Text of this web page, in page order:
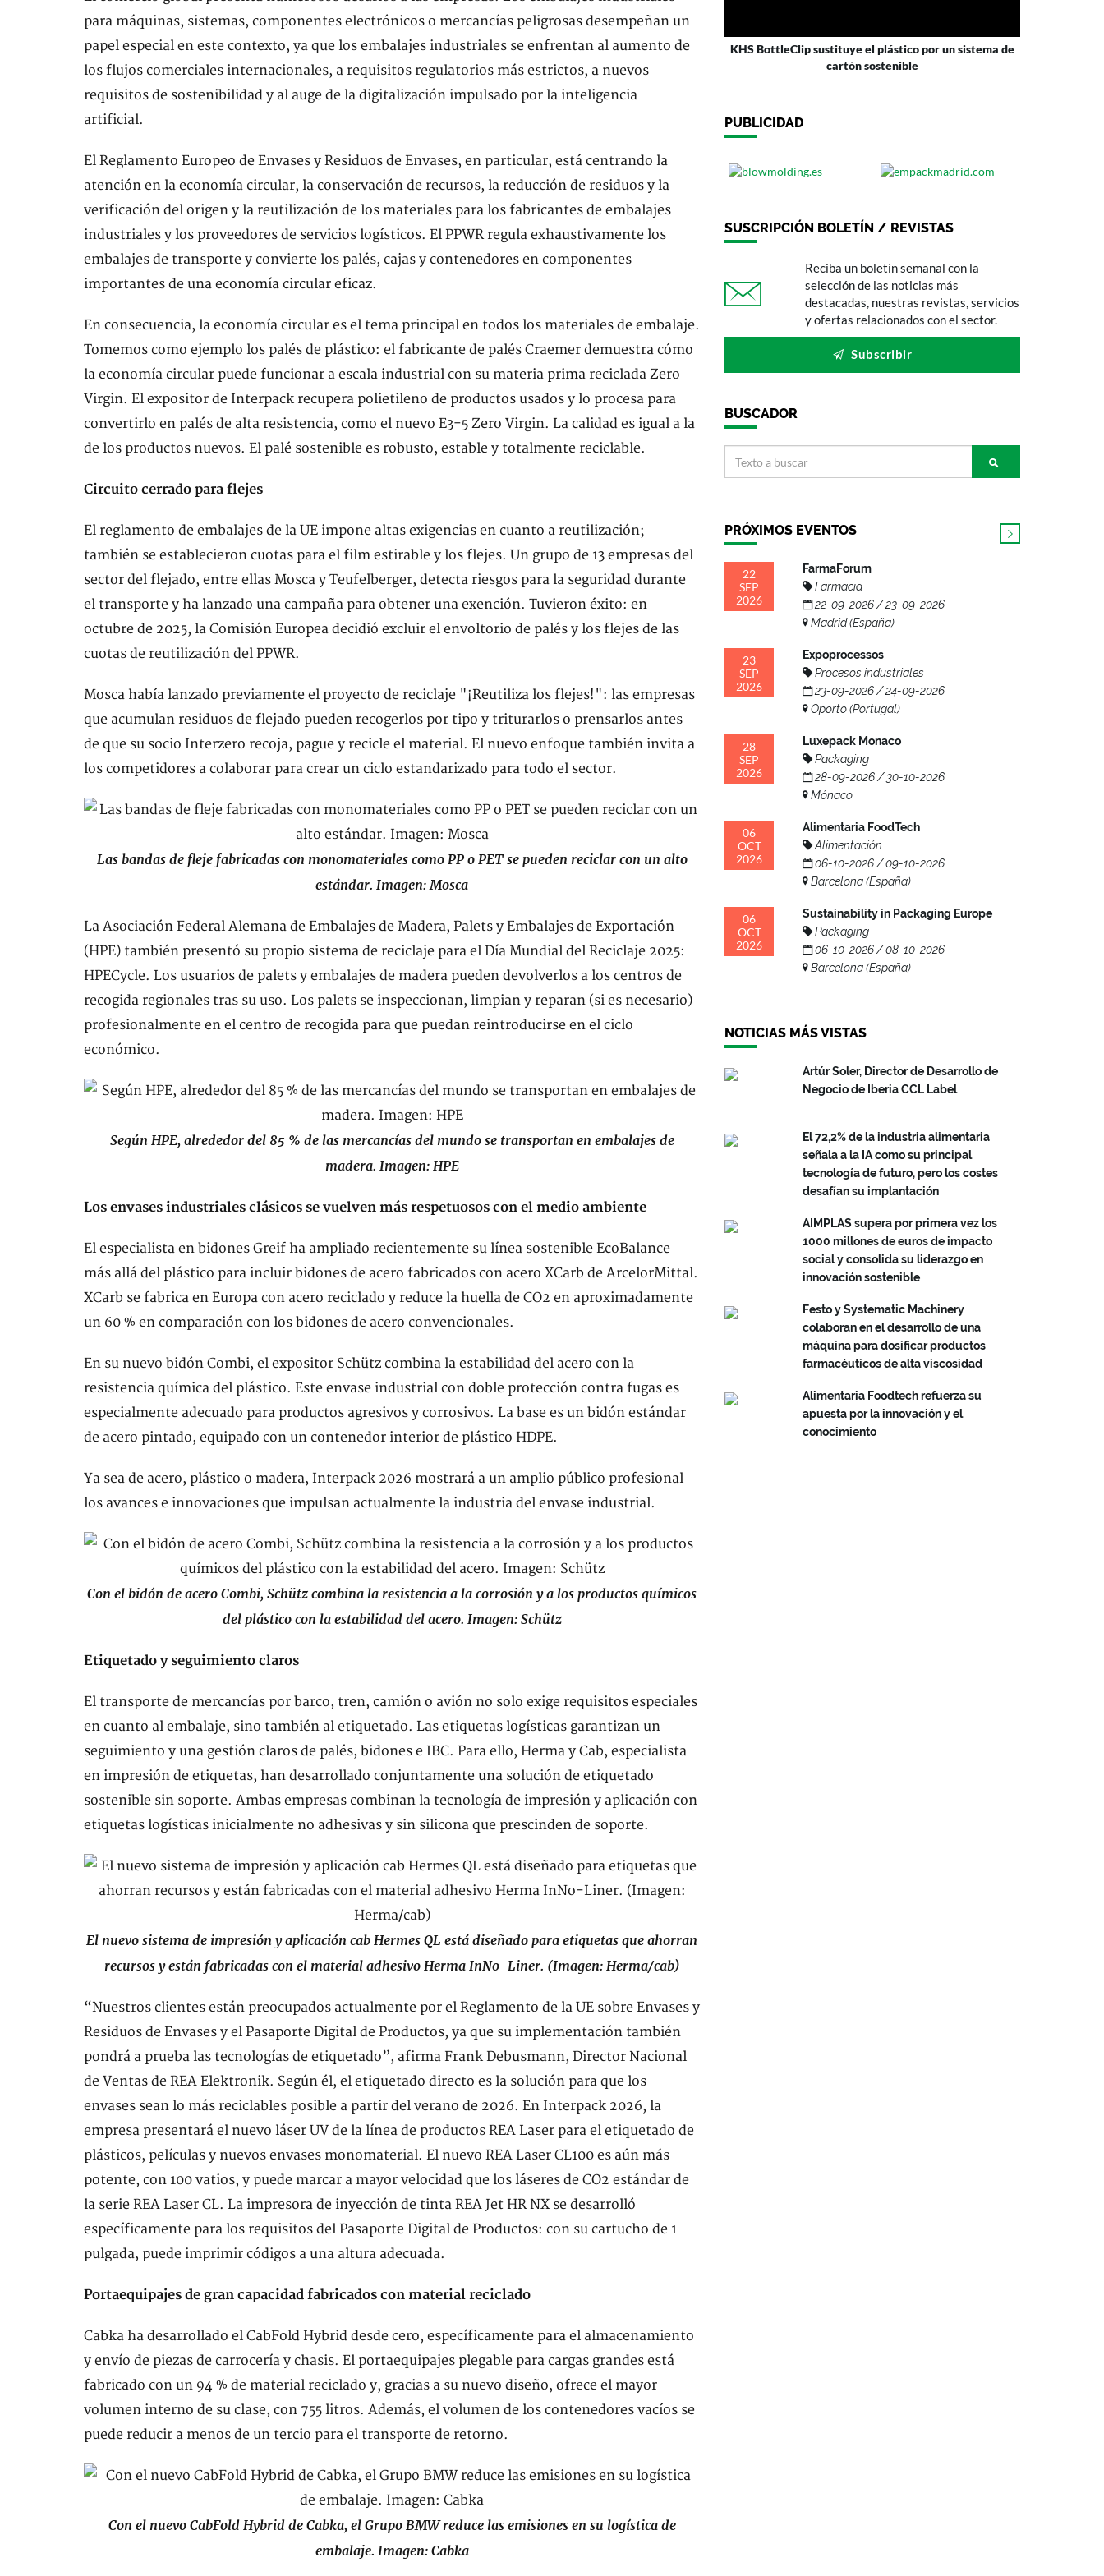
para máquinas, sistemas, componentes electrónicos o mercancías peligrosas desempeñan un
papel especial en este contexto, ya que los embalajes industriales se enfrentan al aumento de
los flujos comerciales internacionales, a requisitos regulatorios más estrictos, a nuevos
requisitos de sostenibilidad y al auge de la digitalización impulsado por la inteligencia
artificial.
El Reglamento Europeo de Envases y Residuos de Envases, en particular, está centrando la
atención en la economía circular, la conservación de recursos, la reducción de residuos y la
verificación del origen y la reutilización de los materiales para los fabricantes de embalajes
industriales y los proveedores de servicios logísticos. El PPWR regula exhaustivamente los
embalajes de transporte y convierte los palés, cajas y contenedores en componentes
importantes de una economía circular eficaz.
En consecuencia, la economía circular es el tema principal en todos los materiales de embalaje.
Tomemos como ejemplo los palés de plástico: el fabricante de palés Craemer demuestra cómo
la economía circular puede funcionar a escala industrial con su materia prima reciclada Zero
Virgin. El expositor de Interpack recupera polietileno de productos usados ​​y lo procesa para
convertirlo en palés de alta resistencia, como el nuevo E3-5 Zero Virgin. La calidad es igual a la
de los productos nuevos. El palé sostenible es robusto, estable y totalmente reciclable.
Circuito cerrado para flejes
El reglamento de embalajes de la UE impone altas exigencias en cuanto a reutilización;
también se establecieron cuotas para el film estirable y los flejes. Un grupo de 13 empresas del
sector del flejado, entre ellas Mosca y Teufelberger, detecta riesgos para la seguridad durante
el transporte y ha lanzado una campaña para obtener una exención. Tuvieron éxito: en
octubre de 2025, la Comisión Europea decidió excluir el envoltorio de palés y los flejes de las
cuotas de reutilización del PPWR.
Mosca había lanzado previamente el proyecto de reciclaje "¡Reutiliza los flejes!": las empresas
que acumulan residuos de flejado pueden recogerlos por tipo y triturarlos o prensarlos antes
de que su socio Interzero recoja, pague y recicle el material. El nuevo enfoque también invita a
los competidores a colaborar para crear un ciclo estandarizado para todo el sector.
Las bandas de fleje fabricadas con monomateriales como PP o PET se pueden reciclar con un alto
estándar. Imagen: Mosca
La Asociación Federal Alemana de Embalajes de Madera, Palets y Embalajes de Exportación
(HPE) también presentó su propio sistema de reciclaje para el Día Mundial del Reciclaje 2025:
HPECycle. Los usuarios de palets y embalajes de madera pueden devolverlos a los centros de
recogida regionales tras su uso. Los palets se inspeccionan, limpian y reparan (si es necesario)
profesionalmente en el centro de recogida para que puedan reintroducirse en el ciclo
económico.
Según HPE, alrededor del 85 % de las mercancías del mundo se transportan en embalajes de
madera. Imagen: HPE
Los envases industriales clásicos se vuelven más respetuosos con el medio ambiente
El especialista en bidones Greif ha ampliado recientemente su línea sostenible EcoBalance
más allá del plástico para incluir bidones de acero fabricados con acero XCarb de ArcelorMittal.
XCarb se fabrica en Europa con acero reciclado y reduce la huella de CO2 en aproximadamente
un 60 % en comparación con los bidones de acero convencionales.
En su nuevo bidón Combi, el expositor Schütz combina la estabilidad del acero con la
resistencia química del plástico. Este envase industrial con doble protección contra fugas es
especialmente adecuado para productos agresivos y corrosivos. La base es un bidón estándar
de acero pintado, equipado con un contenedor interior de plástico HDPE.
Ya sea de acero, plástico o madera, Interpack 2026 mostrará a un amplio público profesional
los avances e innovaciones que impulsan actualmente la industria del envase industrial.
Con el bidón de acero Combi, Schütz combina la resistencia a la corrosión y a los productos químicos
del plástico con la estabilidad del acero. Imagen: Schütz
Etiquetado y seguimiento claros
El transporte de mercancías por barco, tren, camión o avión no solo exige requisitos especiales
en cuanto al embalaje, sino también al etiquetado. Las etiquetas logísticas garantizan un
seguimiento y una gestión claros de palés, bidones e IBC. Para ello, Herma y Cab, especialista
en impresión de etiquetas, han desarrollado conjuntamente una solución de etiquetado
sostenible sin soporte. Ambas empresas combinan la tecnología de impresión y aplicación con
etiquetas logísticas inicialmente no adhesivas y sin silicona que prescinden de soporte.
El nuevo sistema de impresión y aplicación cab Hermes QL está diseñado para etiquetas que ahorran
recursos y están fabricadas con el material adhesivo Herma InNo-Liner. (Imagen: Herma/cab)
“Nuestros clientes están preocupados actualmente por el Reglamento de la UE sobre Envases y
Residuos de Envases y el Pasaporte Digital de Productos, ya que su implementación también
pondrá a prueba las tecnologías de etiquetado”, afirma Frank Debusmann, Director Nacional
de Ventas de REA Elektronik. Según él, el etiquetado directo es la solución para que los
envases sean lo más reciclables posible a partir del verano de 2026. En Interpack 2026, la
empresa presentará el nuevo láser UV de la línea de productos REA Laser para el etiquetado de
plásticos, películas y nuevos envases monomaterial. El nuevo REA Laser CL100 es aún más
potente, con 100 vatios, y puede marcar a mayor velocidad que los láseres de CO2 estándar de
la serie REA Laser CL. La impresora de inyección de tinta REA Jet HR NX se desarrolló
específicamente para los requisitos del Pasaporte Digital de Productos: con su cartucho de 1
pulgada, puede imprimir códigos a una altura adecuada.
Portaequipajes de gran capacidad fabricados con material reciclado
Cabka ha desarrollado el CabFold Hybrid desde cero, específicamente para el almacenamiento
y envío de piezas de carrocería y chasis. El portaequipajes plegable para cargas grandes está
fabricado con un 94 % de material reciclado y, gracias a su nuevo diseño, ofrece el mayor
volumen interno de su clase, con 755 litros. Además, el volumen de los contenedores vacíos se
puede reducir a menos de un tercio para el transporte de retorno.
Con el nuevo CabFold Hybrid de Cabka, el Grupo BMW reduce las emisiones en su logística de
embalaje. Imagen: Cabka
KHS BottleClip sustituye el plástico por un sistema de
cartón sostenible
PUBLICIDAD
SUSCRIPCIÓN BOLETÍN / REVISTAS
Reciba un boletín semanal con la
selección de las noticias más
destacadas, nuestras revistas, servicios
y ofertas relacionados con el sector.
Subscribir
BUSCADOR
PRÓXIMOS EVENTOS
22
SEP
2026
FarmaForum
Farmacia
22-09-2026 / 23-09-2026
Madrid (España)
23
SEP
2026
Expoprocessos
Procesos industriales
23-09-2026 / 24-09-2026
Oporto (Portugal)
28
SEP
2026
Luxepack Monaco
Packaging
28-09-2026 / 30-10-2026
Mónaco
06
OCT
2026
Alimentaria FoodTech
Alimentación
06-10-2026 / 09-10-2026
Barcelona (España)
06
OCT
2026
Sustainability in Packaging Europe
Packaging
06-10-2026 / 08-10-2026
Barcelona (España)
NOTICIAS MÁS VISTAS
Artúr Soler, Director de Desarrollo de
Negocio de Iberia CCL Label
El 72,2% de la industria alimentaria
señala a la IA como su principal
tecnología de futuro, pero los costes
desafían su implantación
AIMPLAS supera por primera vez los
1000 millones de euros de impacto
social y consolida su liderazgo en
innovación sostenible
Festo y Systematic Machinery
colaboran en el desarrollo de una
máquina para dosificar productos
farmacéuticos de alta viscosidad
Alimentaria Foodtech refuerza su
apuesta por la innovación y el
conocimiento